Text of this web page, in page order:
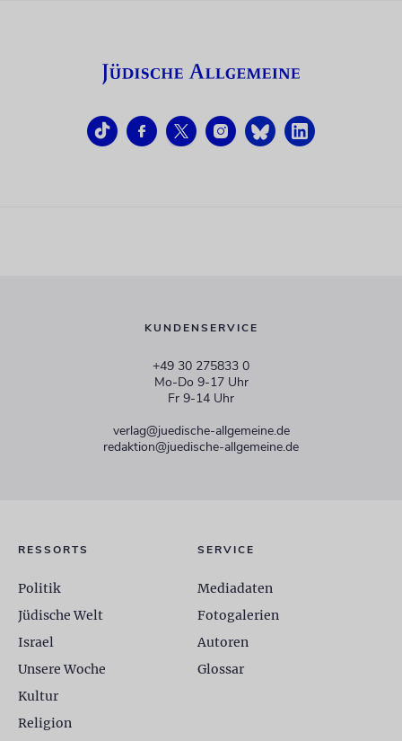
KUNDENSERVICE
+49 30 275833 0
Mo-Do 9-17 Uhr
Fr 9-14 Uhr
verlag@juedische-allgemeine.de
redaktion@juedische-allgemeine.de
RESSORTS
Politik
Jüdische Welt
Israel
Unsere Woche
Kultur
Religion
SERVICE
Mediadaten
Fotogalerien
Autoren
Glossar